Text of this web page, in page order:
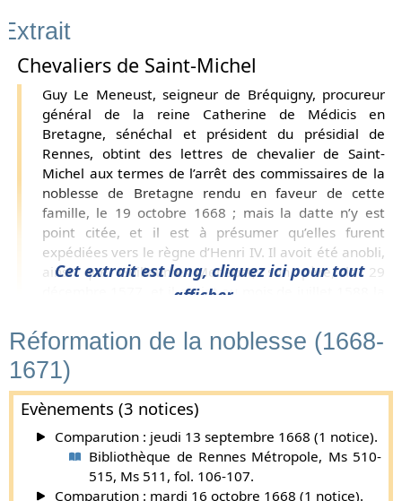
Extrait
Chevaliers de Saint-Michel
Guy Le Meneust, seigneur de Bréquigny, procureur
général de la reine Catherine de Médicis en
Bretagne, sénéchal et président du présidial de
Rennes, obtint des lettres de chevalier de Saint-
Michel aux termes de l’arrêt des commissaires de la
noblesse de Bretagne rendu en faveur de cette
famille, le 19 octobre 1668 ; mais la datte n’y est
point citée, et il est à présumer qu’elles furent
expédiées vers le règne d’Henri IV. Il avoit été anobli,
ainsi que Guillaume Meneust, son père, le 29
décembre 1577, et il obtint au mois de juillet 1588 la
Meneust
[et en outre de charger la fasce de ses
armes d’unléopard ]. Ses services luy méritèrent
aussy en 1589 la distinction particulière d’avoir 25
arquebusiers pour la sureté de sa personne, et les
États de Bretagne voulant luy donner pareillement
une marque de la considération qu’ils avoient pour
luy, luy firent présent en cette même année d’une
chaîne d’or et d’une enseigne de 350 écus sur
laquelle étoient d’un côté les armes de la province, et
Cet extrait est long, cliquez ici pour tout
afficher...
Réformation de la noblesse (1668-
1671)
Evènements (3 notices)
Comparution : jeudi 13 septembre 1668 (1 notice).
Bibliothèque de Rennes Métropole, Ms 510-
515, Ms 511, fol. 106-107.
Comparution : mardi 16 octobre 1668 (1 notice).